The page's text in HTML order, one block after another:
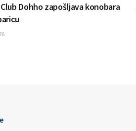
Dohho zapošljava konobara